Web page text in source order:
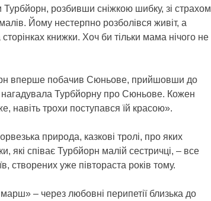
Турбйорн, розбивши сніжкою шибку, зі страхом
Йому нестерпно розболівся живіт, а
книжки. Хоч би тільки мама нічого не
вперше побачив Сюньове, прийшовши до
Турбйорну про Сюньове. Кожен
навіть трохи поступався їй красою».
природа, казкові тролі, про яких
які співає Турбйорн малій сестричці, – все
створених уже півтораста років тому.
– через любовні перипетії близька до